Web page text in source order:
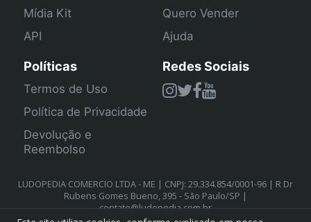
Mídia Kit
API
Quero Vender
Ajuda
Políticas
Termos de Uso
Política de Privacidade
Devolução e
Reembolso
Redes Sociais
LUDOPEDIA COMERCIO LTDA - ME | CNPJ: 29.334.854/0001-96 | R Dr
Rubens Gomes Bueno, 395 - São Paulo/SP |
contato@ludopedia.com.br